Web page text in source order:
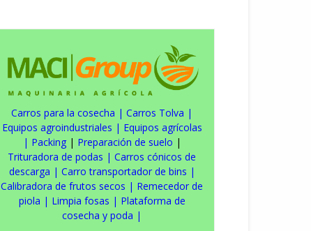
Carros para la cosecha | Carros Tolva |
Equipos agroindustriales | Equipos agrícolas
| Packing| Preparación de suelo |
Trituradora de podas | Carros cónicos de
descarga | Carro transportador de bins |
Calibradora de frutos secos | Remecedor de
piola | Limpia fosas | Plataforma de
cosecha y poda |